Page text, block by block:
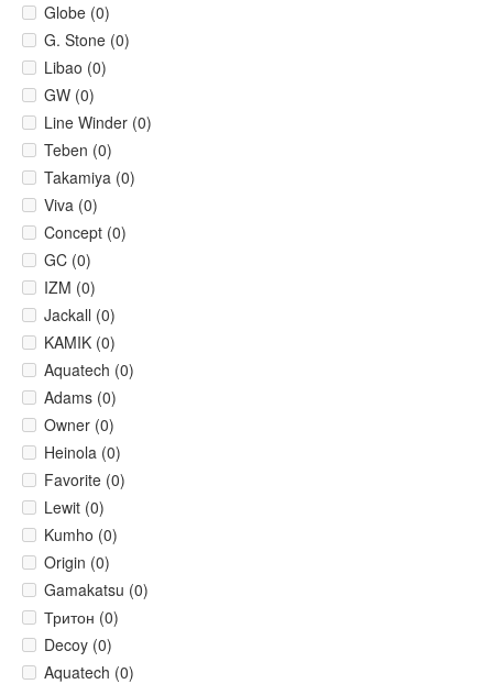
Globe (0)
G. Stone (0)
Libao (0)
GW (0)
Line Winder (0)
Teben (0)
Takamiya (0)
Viva (0)
Concept (0)
GC (0)
IZM (0)
Jackall (0)
KAMIK (0)
Aquatech (0)
Adams (0)
Owner (0)
Heinola (0)
Favorite (0)
Lewit (0)
Kumho (0)
Origin (0)
Gamakatsu (0)
Тритон (0)
Decoy (0)
Aquatech (0)